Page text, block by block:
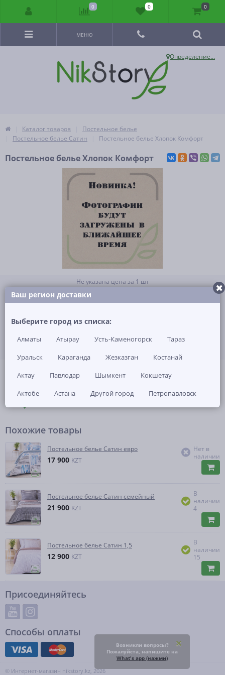
Определение...
МЕНЮ
Каталог товаров
Постельное белье
Постельное белье Сатин
Постельное белье Хлопок Комфорт
Постельное белье Хлопок Комфорт
Не указана цена за 1 шт
ОТЗЫВЫ И ВОПРОСЫ НАЛИЧИЕ В МАГАЗИНАХ
Похожие товары
Постельное белье Сатин евро
17 900 KZT
Нет в
наличии
Постельное белье Сатин семейный
21 900 KZT
В
наличии
4
Постельное белье Сатин 1,5
12 900 KZT
В
наличии
15
Присоединяйтесь
Способы оплаты
© Интернет-магазин nikstory.kz, 2026
Ваш регион доставки
Выберите город из списка:
Алматы Атырау Усть-Каменогорск
Тараз
Уральск
Караганда Жезказган
Костанай
Актау
Павлодар Шымкент
Кокшетау
Актобе
Астана Другой город Петропавловск
0 0 0
Возникли вопросы?
Пожалуйста, напишите на
What's app (нажми)